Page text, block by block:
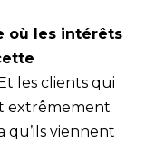
où les intérêts
les clients qui
extrêmement
qu’ils viennent